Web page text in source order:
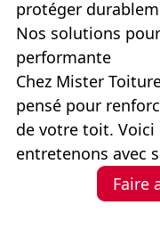
protéger
Nos solutions
performante
Chez Mister
pensé pour
de votre toit.
entretenons avec
Faire